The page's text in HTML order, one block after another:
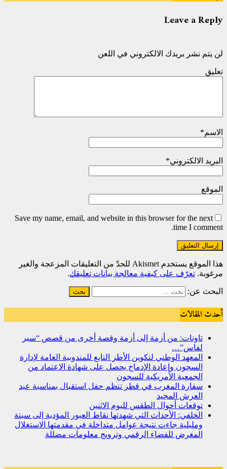
Leave a Reply
لن يتم نشر بريدك الالكتروني في اللعن
تعليق
الاسم*
البريد الالكتروني*
الموقع
Save my name, email, and website in this browser for the next
time I comment.
هذا الموقع يستخدم Akismet للحدّ من التعليقات المزعجة والغير
مرغوبة. تعرّف على كيفية معالجة بيانات تعليقك.
البحث عن:
أحدث المقالات
تاونات: من أزمة إلى أزمة وقصة أخرى من قصص “سير
لفاس”…
المعهد الوطني لتكوين الأطر التابع للمندوبية العامة لإدارة
السجون وإعادة الإدماج يحصل على شهادة الاعتماد من
الجمعية الأمريكية للسجون
سفارة المغرب في قطر تنظم حفل استقبال بمناسبة عيد
العرش المجيد
توقعات أحوال الطقس لليوم الاثنين
الخلفي: الأحداث التي شهدتها نقاط العبور المؤدية إلى سبتة
ومليلية جاءت نتيجة عوامل متداخلة في مقدمتها الاستغلال
المغرض للفضاء الرقمي وترويج معلومات مضللة